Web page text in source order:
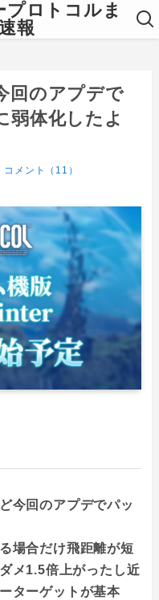
ロトコルま
報
回のアプデで
弱体化したよ
コメント（11）
今回のアプデでパッ
場合だけ飛距離が短
メ1.5倍上がったし近
ターゲットが基本